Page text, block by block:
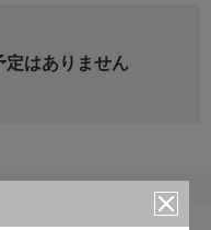
定はありません